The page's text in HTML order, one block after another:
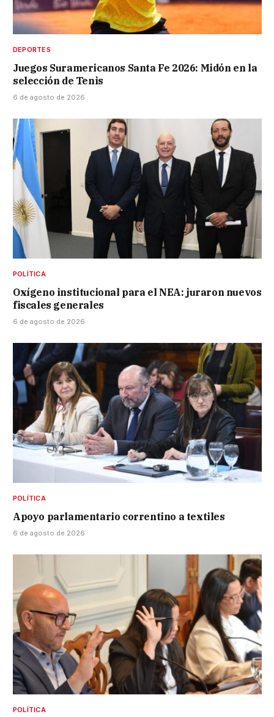
DEPORTES
Juegos Suramericanos Santa Fe 2026: Midón en la
selección de Tenis
6 de agosto de 2026
POLÍTICA
Oxígeno institucional para el NEA: juraron nuevos
fiscales generales
6 de agosto de 2026
POLÍTICA
Apoyo parlamentario correntino a textiles
6 de agosto de 2026
POLÍTICA